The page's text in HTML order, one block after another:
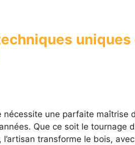
nécessite une parfaite maîtrise
Que ce soit le tournage
transforme le bois,